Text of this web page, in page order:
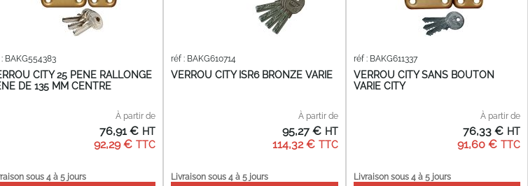
CITY 25 PENE RALLONGE
DE 135 MM CENTRE
BAKG554383
À partir de
92,29 €
76,91 €
sous 4 à 5 jours
VERROU CITY ISR6 BRONZE VARIE
réf : BAKG610714
À partir de
114,32 €
95,27 €
Livraison sous 4 à 5 jours
VERROU CITY SANS BOUTON
VARIE CITY
réf : BAKG611337
À partir de
91,60 €
76,33 €
Livraison sous 4 à 5 jours